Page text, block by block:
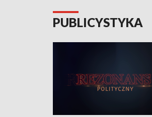
PUBLICYSTYKA